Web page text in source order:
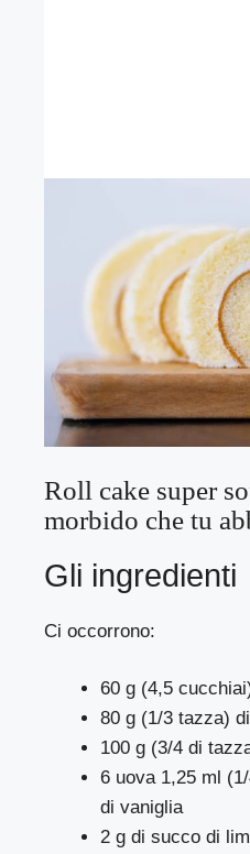
Roll cake super
morbido che tu
Gli ingredienti
Ci occorrono:
60 g (4,5
80 g (1/3 tazza)
100 g (3/4 di
6 uova 1,25 ml
di vaniglia
2 g di succo di